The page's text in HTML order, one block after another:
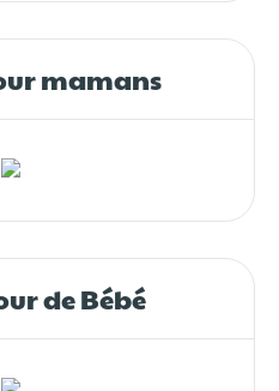
mamans
de Bébé